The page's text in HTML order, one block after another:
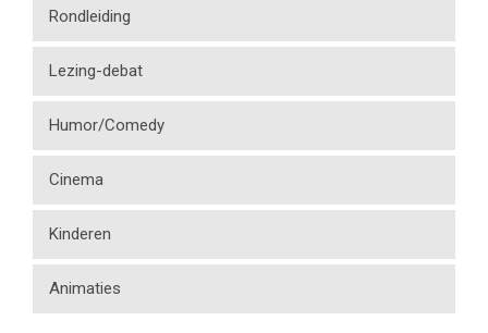
Rondleiding
Lezing-debat
Humor/Comedy
Cinema
Kinderen
Animaties